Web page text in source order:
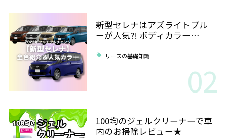
新型セレナはアズライトブル
ーが人気?! ボディカラー…
リースの基礎知識
02
100均のジェルクリーナーで車
内のお掃除レビュー★